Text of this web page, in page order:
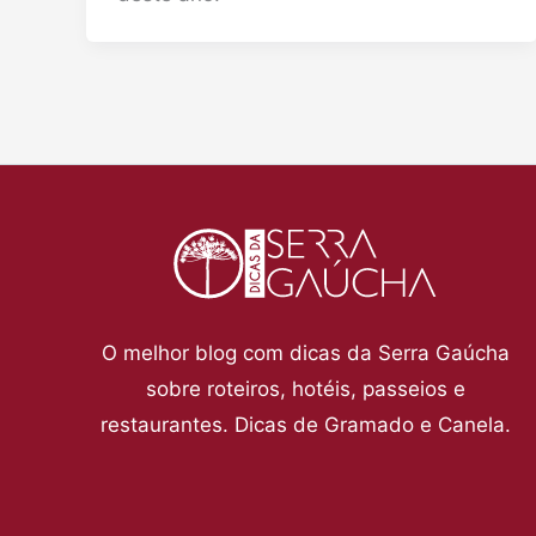
O melhor blog com dicas da Serra Gaúcha
sobre roteiros, hotéis, passeios e
restaurantes. Dicas de Gramado e Canela.